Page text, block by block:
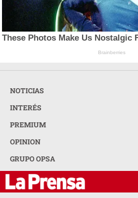
These Photos Make Us Nostalgic
Brainberries
NOTICIAS
INTERÉS
PREMIUM
OPINION
GRUPO OPSA